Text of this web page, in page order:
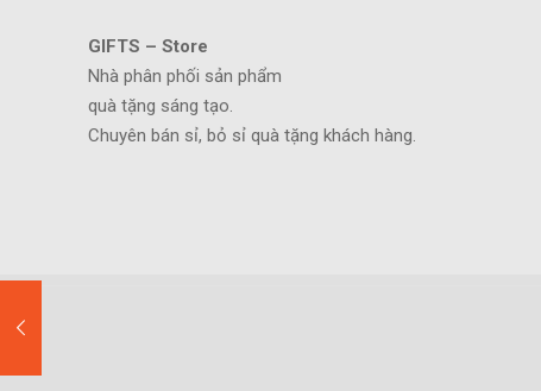
GIFTS – Store
Nhà phân phối sản phẩm
quà tặng sáng tạo.
Chuyên bán sỉ, bỏ sỉ quà tặng khách hàng.